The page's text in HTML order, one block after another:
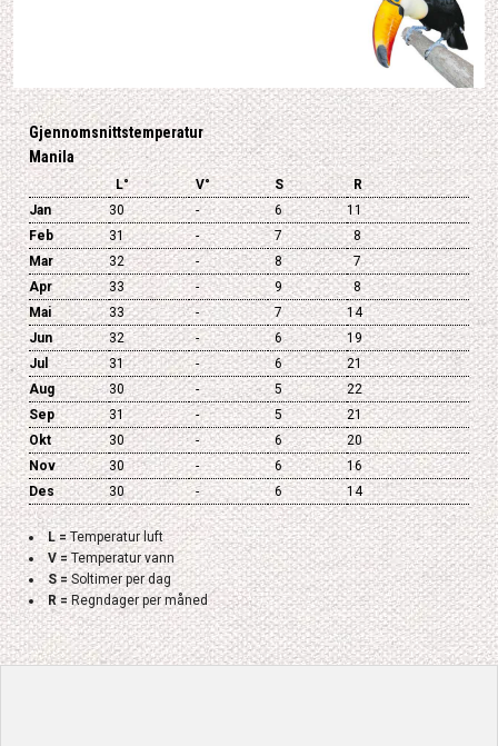
Gjennomsnittstemperatur
Manila
L° V° S
R
Jan
30 - 6
11
Feb
31 - 7
8
Mar
32 - 8
7
Apr
33 - 9
8
Mai
33 - 7
14
Jun
32 - 6
19
Jul
31 - 6
21
Aug
30 - 5
22
Sep
31 - 5
21
Okt
30 - 6
20
Nov
30 - 6
16
Des
30 - 6 14
L =Temperatur luft
V =Temperatur vann
S =Soltimer per dag
R =Regndager per måned